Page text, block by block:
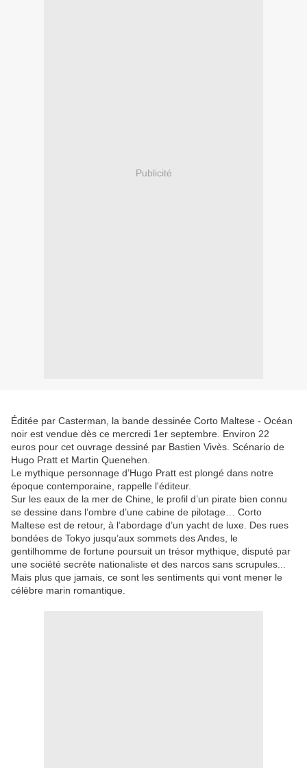
Publicité
Éditée par Casterman, la bande dessinée Corto Maltese - Océan
noir est vendue dès ce mercredi 1er septembre. Environ 22
euros pour cet ouvrage dessiné par Bastien Vivès. Scénario de
Hugo Pratt et Martin Quenehen.
Le mythique personnage d’Hugo Pratt est plongé dans notre
époque contemporaine, rappelle l'éditeur.
Sur les eaux de la mer de Chine, le profil d’un pirate bien connu
se dessine dans l’ombre d’une cabine de pilotage… Corto
Maltese est de retour, à l’abordage d’un yacht de luxe. Des rues
bondées de Tokyo jusqu’aux sommets des Andes, le
gentilhomme de fortune poursuit un trésor mythique, disputé par
une société secrète nationaliste et des narcos sans scrupules...
Mais plus que jamais, ce sont les sentiments qui vont mener le
célèbre marin romantique.